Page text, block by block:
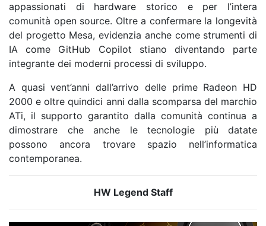
appassionati di hardware storico e per l’intera
comunità open source. Oltre a confermare la longevità
del progetto Mesa, evidenzia anche come strumenti di
IA come GitHub Copilot stiano diventando parte
integrante dei moderni processi di sviluppo.
A quasi vent’anni dall’arrivo delle prime Radeon HD
2000 e oltre quindici anni dalla scomparsa del marchio
ATi, il supporto garantito dalla comunità continua a
dimostrare che anche le tecnologie più datate
possono ancora trovare spazio nell’informatica
contemporanea.
HW Legend Staff